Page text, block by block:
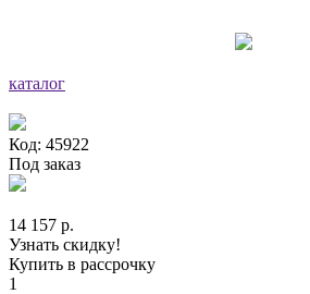
каталог
Код: 45922
Под заказ
14 157 р.
Узнать скидку!
Купить в рассрочку
1